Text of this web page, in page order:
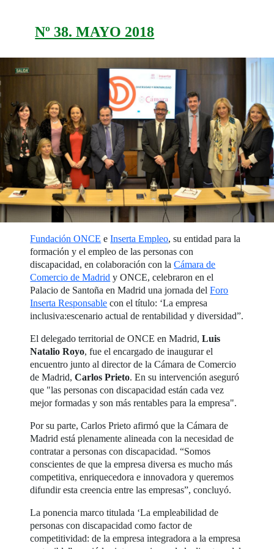
Nº 38. MAYO 2018
Fundación ONCE eInserta Empleo, su entidad para la
formación y el empleo de las personas con
discapacidad, en colaboración con laCámara de
Comercio de Madrid y ONCE, celebraron en el
Palacio de Santoña en Madrid una jornada delForo
Inserta Responsable con el título: ‘La empresa
inclusiva:escenario actual de rentabilidad y diversidad”.
El delegado territorial de ONCE en Madrid,Luis
Natalio Royo, fue el encargado de inaugurar el
encuentro junto al director de la Cámara de Comercio
de Madrid,Carlos Prieto. En su intervención aseguró
que "las personas con discapacidad están cada vez
mejor formadas y son más rentables para la empresa".
Por su parte, Carlos Prieto afirmó que la Cámara de
Madrid está plenamente alineada con la necesidad de
contratar a personas con discapacidad. “Somos
conscientes de que la empresa diversa es mucho más
competitiva, enriquecedora e innovadora y queremos
difundir esta creencia entre las empresas”, concluyó.
La ponencia marco titulada ‘La empleabilidad de
personas con discapacidad como factor de
competitividad: de la empresa integradora a la empresa